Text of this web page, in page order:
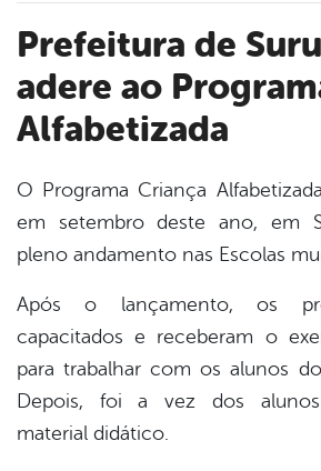
Prefeitura de Surubim
adere ao
Alfabetizada
O Programa Criança
em setembro deste ano, em
pleno andamento nas Escolas
Após o lançamento, os
capacitados e receberam o
para trabalhar com os alunos
Depois, foi a vez dos
material didático.